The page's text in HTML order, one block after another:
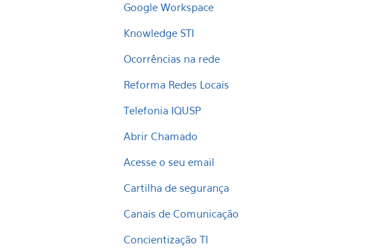
Google Workspace
Knowledge STI
Ocorrências na rede
Reforma Redes Locais
Telefonia IQUSP
Abrir Chamado
Acesse o seu email
Cartilha de segurança
Canais de Comunicação
Concientização TI